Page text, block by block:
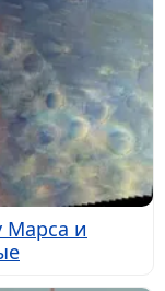
Марса и